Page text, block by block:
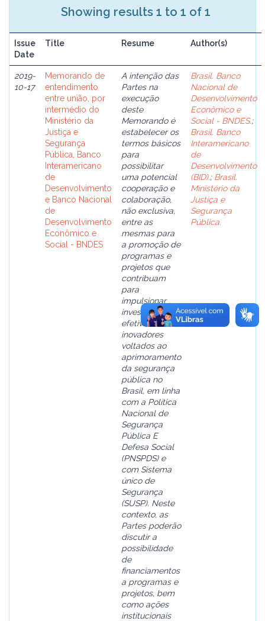
Showing results 1 to 1 of 1
Issue
Date
Title Resume Author(s)
2019-
10-17
Memorando de
entendimento
entre união, por
intermédio do
Ministério da
Justiça e
Segurança
Pública, Banco
Interamericano
de
Desenvolvimento
e Banco Nacional
de
Desenvolvimento
Econômico e
Social - BNDES
A intenção das
Partes na
execução
deste
Memorando é
estabelecer os
termos básicos
para
possibilitar
uma potencial
cooperação e
colaboração,
não exclusiva,
entre as
mesmas para
a promoção de
programas e
projetos que
contribuam
para
impulsionar
investimentos
efetivos e
inovadores
voltados ao
aprimoramento
da segurança
pública no
Brasil, em linha
com a Política
Nacional de
Segurança
Pública E
Defesa Social
(PNSPDS) e
com Sistema
único de
Segurança
(SUSP). Neste
contexto, as
Partes poderão
discutir a
possibilidade
de
financiamentos
a programas e
projetos, bem
como ações
institucionais
Brasil. Banco
Nacional de
Desenvolvimento
Econômico e
Social - BNDES.;
Brasil. Banco
Interamericano
de
Desenvolvimento
(BID).; Brasil.
Ministério da
Justiça e
Segurança
Pública.